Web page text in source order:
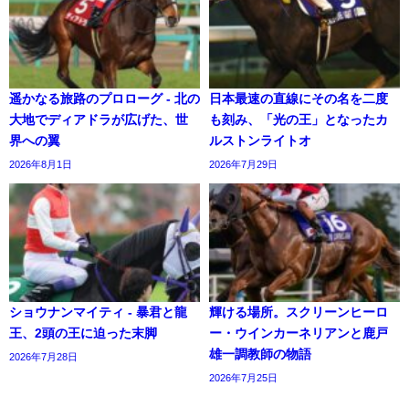
遥かなる旅路のプロローグ - 北の
大地でディアドラが広げた、世
界への翼
2026年8月1日
日本最速の直線にその名を二度
も刻み、「光の王」となったカ
ルストンライトオ
2026年7月29日
ショウナンマイティ - 暴君と龍
王、2頭の王に迫った末脚
2026年7月28日
輝ける場所。スクリーンヒーロ
ー・ウインカーネリアンと鹿戸
雄一調教師の物語
2026年7月25日